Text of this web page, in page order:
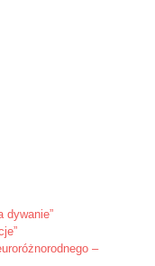
dywanie”
–